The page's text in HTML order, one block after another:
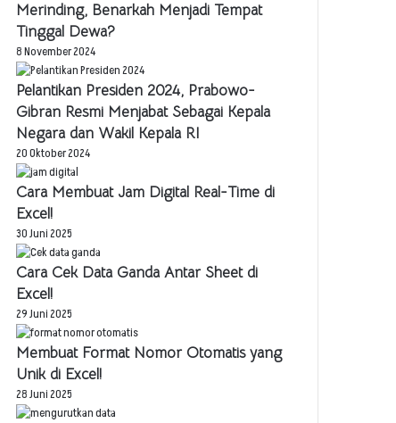
Merinding, Benarkah Menjadi Tempat
Tinggal Dewa?
8 November 2024
Pelantikan Presiden 2024, Prabowo-
Gibran Resmi Menjabat Sebagai Kepala
Negara dan Wakil Kepala RI
20 Oktober 2024
Cara Membuat Jam Digital Real-Time di
Excel!
30 Juni 2025
Cara Cek Data Ganda Antar Sheet di
Excel!
29 Juni 2025
Membuat Format Nomor Otomatis yang
Unik di Excel!
28 Juni 2025